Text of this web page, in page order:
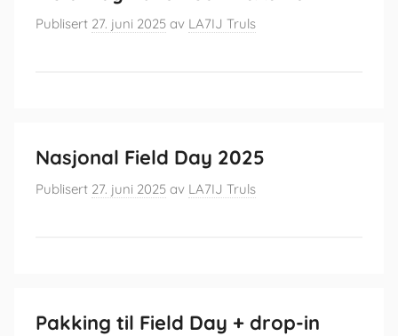
Publisert 27. juni 2025 av LA7IJ Truls
Nasjonal Field Day 2025
Publisert 27. juni 2025 av LA7IJ Truls
Pakking til Field Day + drop-in